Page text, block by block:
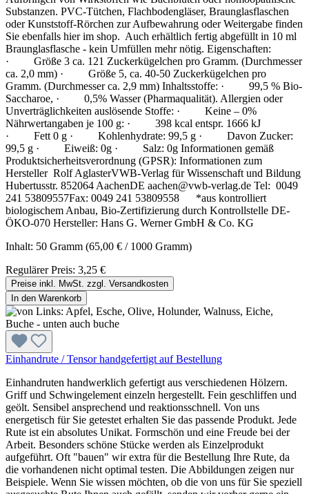
Substanzen. PVC-Tütchen, Flachbodengläser, Braunglasflaschen
oder Kunststoff-Rörchen zur Aufbewahrung oder Weitergabe finden
Sie ebenfalls hier im shop. Auch erhältlich fertig abgefüllt in 10 ml
Braunglasflasche - kein Umfüllen mehr nötig. Eigenschaften:
· Größe 3 ca. 121 Zuckerkügelchen pro Gramm. (Durchmesser
ca. 2,0 mm) · Größe 5, ca. 40-50 Zuckerkügelchen pro
Gramm. (Durchmesser ca. 2,9 mm) Inhaltsstoffe: · 99,5 % Bio-
Saccharoe, · 0,5% Wasser (Pharmaqualität). Allergien oder
Unverträglichkeiten auslösende Stoffe: · Keine – 0%
Nährwertangaben je 100 g: · 398 kcal entspr. 1666 kJ
· Fett 0 g · Kohlenhydrate: 99,5 g · Davon Zucker:
99,5 g · Eiweiß: 0g · Salz: 0g Informationen gemäß
Produktsicherheitsverordnung (GPSR): Informationen zum
Hersteller Rolf AglasterVWB-Verlag für Wissenschaft und Bildung
Hubertusstr. 852064 AachenDE aachen@vwb-verlag.de Tel: 0049
241 53809557Fax: 0049 241 53809558 *aus kontrolliert
biologischem Anbau, Bio-Zertifizierung durch Kontrollstelle DE-
ÖKO-070 Hersteller: Hans G. Werner GmbH & Co. KG
Inhalt: 50 Gramm (65,00 € / 1000 Gramm)
Regulärer Preis: 3,25 €
Preise inkl. MwSt. zzgl. Versandkosten
In den Warenkorb
Einhandrute / Tensor handgefertigt auf Bestellung
Einhandruten handwerklich gefertigt aus verschiedenen Hölzern.
Griff und Schwingelement einzeln hergestellt. Fein geschliffen und
geölt. Sensibel ansprechend und reaktionsschnell. Von uns
energetisch für Sie getestet erhalten Sie das passende Produkt. Jede
Rute ist ein absolutes Unikat. Formschön und eine Freude bei der
Arbeit. Besonders schöne Stücke werden als Einzelprodukt
aufgeführt. Oft "bauen" wir extra für die Bestellung Ihre Rute, da
die vorhandenen nicht optimal testen. Die Abbildungen zeigen nur
Beispiele. Wenn Sie wissen möchten, ob die von uns für Sie speziell